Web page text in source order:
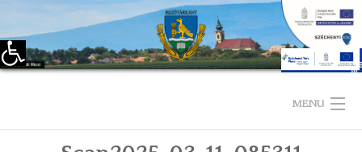
Eszköztár megnyitása
MENU